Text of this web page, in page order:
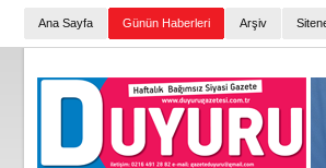
Ana Sayfa Günün Haberleri Arşiv